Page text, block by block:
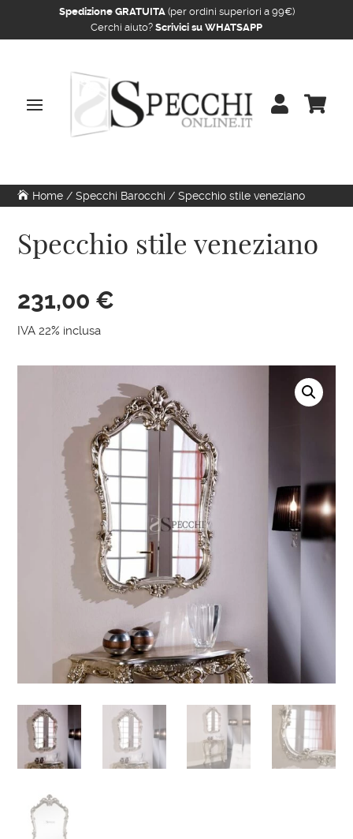
Spedizione GRATUITA(per ordini superiori a 99€)
Cerchi aiuto? Scrivici su WHATSAPP
 
Home /Specchi Barocchi / Specchio stile veneziano
Specchio stile veneziano
231,00 €
IVA 22% inclusa